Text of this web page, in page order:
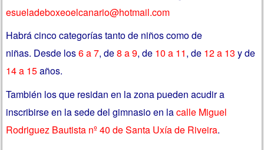
esueladeboxeoelcanario@hotmail.com
Habrá cinco categorías tanto de niños como de
niñas. Desde los6 a 7, de8 a 9, de 10 a 11, de 12 a 13 y de
14 a 15años.
También los que residan en la zona pueden acudir a
inscribirse en la sede del gimnasio en lacalle Miguel
Rodriguez Bautista nº 40 de Santa Uxía de Riveira.